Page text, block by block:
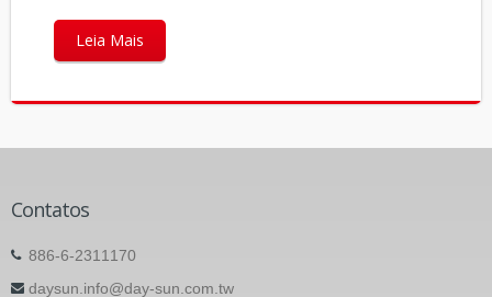
Leia Mais
Contatos
886-6-2311170
daysun.info@day-sun.com.tw